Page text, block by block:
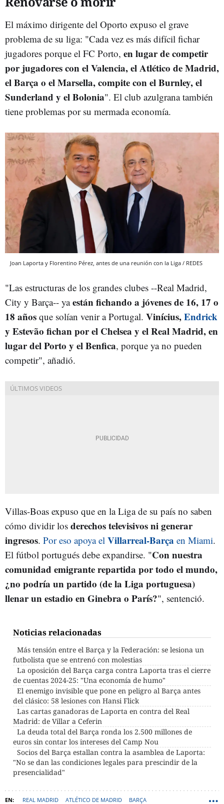
El máximo dirigente del Oporto expuso el grave
problema de su liga: "Cada vez es más difícil fichar
jugadores porque el FC Porto, en lugar de competir
por jugadores con el Valencia, el Atlético de Madrid,
el Barça o el Marsella, compite con el Burnley, el
Sunderland y el Bolonia". El club azulgrana también
tiene problemas por su mermada economía.
Joan Laporta y Florentino Pérez, antes de una reunión con la Liga / REDES
"Las estructuras de los grandes clubes --Real Madrid,
City y Barça-- yaestán fichando a jóvenes de 16, 17 o
18 años que solían venir a Portugal. Vinícius,Endrick
y Estevão fichan por el Chelsea y el Real Madrid, en
lugar del Porto y el Benfica, porque ya no pueden
competir", añadió.
Villas-Boas expuso que en la Liga de su país no saben
cómo dividir los derechos televisivos ni generar
ingresos. Por eso apoya el Villarreal-Barça en Miami.
El fútbol portugués debe expandirse. "Con nuestra
comunidad emigrante repartida por todo el mundo,
¿no podría un partido (de la Liga portuguesa)
llenar un estadio en Ginebra o París?", sentenció.
Noticias relacionadas
Más tensión entre el Barça y la Federación: se lesiona un
futbolista que se entrenó con molestias
La oposición del Barça carga contra Laporta tras el cierre
de cuentas 2024-25: "Una economía de humo"
El enemigo invisible que pone en peligro al Barça antes
del clásico: 58 lesiones con Hansi Flick
Las cartas ganadoras de Laporta en contra del Real
Madrid: de Villar a Ceferin
La deuda total del Barça ronda los 2.500 millones de
euros sin contar los intereses del Camp Nou
Socios del Barça estallan contra la asamblea de Laporta:
"No se dan las condiciones legales para prescindir de la
presencialidad"
REAL MADRID ATLÉTICO DE MADRID BARÇA